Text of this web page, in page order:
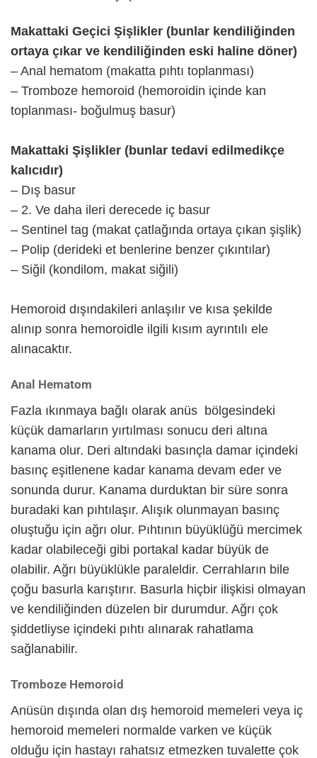
Makattaki Geçici Şişlikler (bunlar kendiliğinden
ortaya çıkar ve kendiliğinden eski haline döner)
– Anal hematom (makatta pıhtı toplanması)
– Tromboze hemoroid (hemoroidin içinde kan
toplanması- boğulmuş basur)
Makattaki Şişlikler (bunlar tedavi edilmedikçe
kalıcıdır)
– Dış basur
– 2. Ve daha ileri derecede iç basur
– Sentinel tag (makat çatlağında ortaya çıkan şişlik)
– Polip (derideki et benlerine benzer çıkıntılar)
– Siğil (kondilom, makat siğili)
Hemoroid dışındakileri anlaşılır ve kısa şekilde
alınıp sonra hemoroidle ilgili kısım ayrıntılı ele
alınacaktır.
Anal Hematom
Fazla ıkınmaya bağlı olarak anüs bölgesindeki
küçük damarların yırtılması sonucu deri altına
kanama olur. Deri altındaki basınçla damar içindeki
basınç eşitlenene kadar kanama devam eder ve
sonunda durur. Kanama durduktan bir süre sonra
buradaki kan pıhtılaşır. Alışık olunmayan basınç
oluştuğu için ağrı olur. Pıhtının büyüklüğü mercimek
kadar olabileceği gibi portakal kadar büyük de
olabilir. Ağrı büyüklükle paraleldir. Cerrahların bile
çoğu basurla karıştırır. Basurla hiçbir ilişkisi olmayan
ve kendiliğinden düzelen bir durumdur. Ağrı çok
şiddetliyse içindeki pıhtı alınarak rahatlama
sağlanabilir.
Tromboze Hemoroid
Anüsün dışında olan dış hemoroid memeleri veya iç
hemoroid memeleri normalde varken ve küçük
olduğu için hastayı rahatsız etmezken tuvalette çok